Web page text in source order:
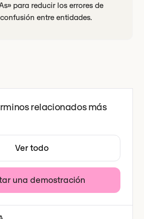
para reducir los errores de
entre entidades.
relacionados más
Ver todo
una demostración